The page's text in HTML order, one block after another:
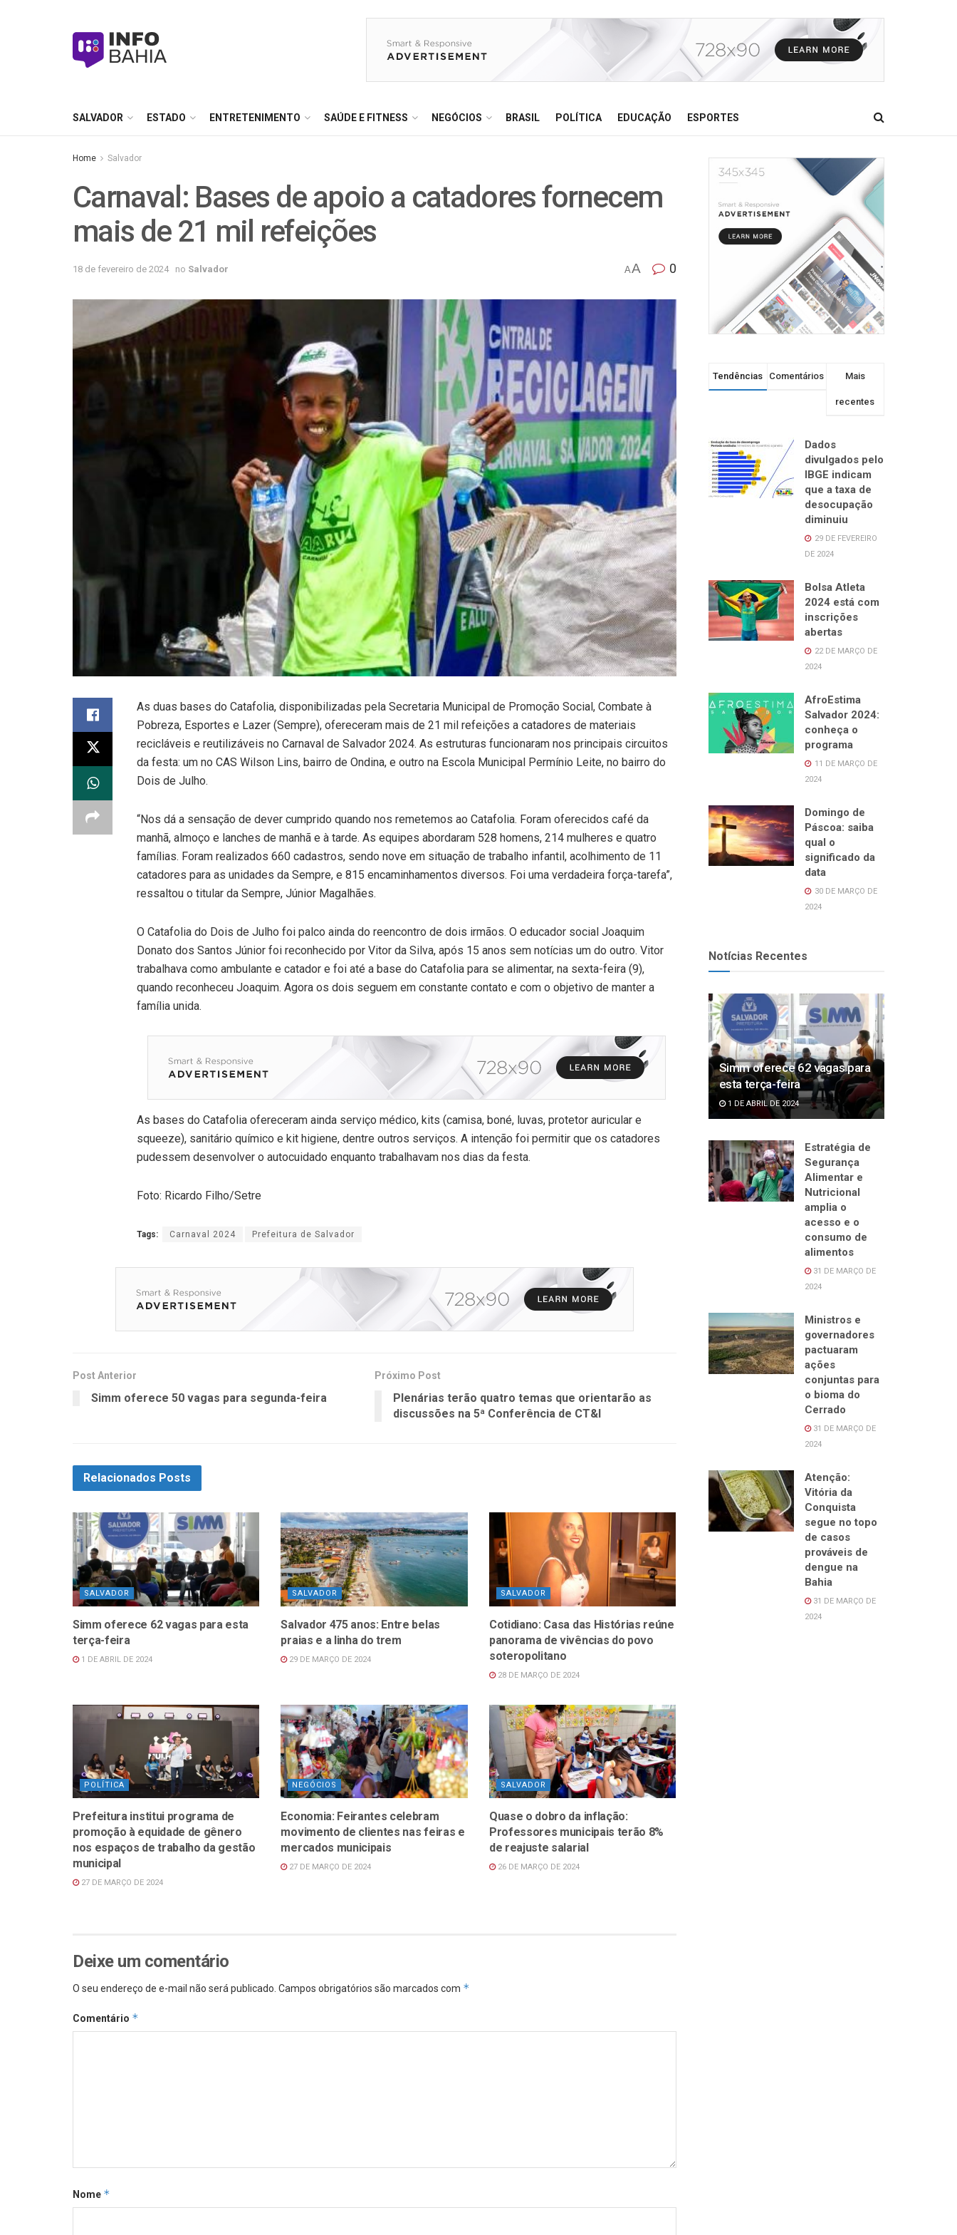
SALVADOR ESTADO ENTRETENIMENTO SAÚDE E FITNESS NEGÓCIOS BRASIL POLÍTICA EDUCAÇÃO ESPORTES
Home Salvador
Carnaval: Bases de apoio a catadores fornecem
mais de 21 mil refeições
18 de fevereiro de 2024 no Salvador AA 0
As duas bases do Catafolia, disponibilizadas pela Secretaria Municipal de Promoção Social, Combate à
Pobreza, Esportes e Lazer (Sempre), ofereceram mais de 21 mil refeições a catadores de materiais
recicláveis e reutilizáveis no Carnaval de Salvador 2024. As estruturas funcionaram nos principais circuitos
da festa: um no CAS Wilson Lins, bairro de Ondina, e outro na Escola Municipal Permínio Leite, no bairro do
Dois de Julho.
“Nos dá a sensação de dever cumprido quando nos remetemos ao Catafolia. Foram oferecidos café da
manhã, almoço e lanches de manhã e à tarde. As equipes abordaram 528 homens, 214 mulheres e quatro
famílias. Foram realizados 660 cadastros, sendo nove em situação de trabalho infantil, acolhimento de 11
catadores para as unidades da Sempre, e 815 encaminhamentos diversos. Foi uma verdadeira força-tarefa”,
ressaltou o titular da Sempre, Júnior Magalhães.
O Catafolia do Dois de Julho foi palco ainda do reencontro de dois irmãos. O educador social Joaquim
Donato dos Santos Júnior foi reconhecido por Vitor da Silva, após 15 anos sem notícias um do outro. Vitor
trabalhava como ambulante e catador e foi até a base do Catafolia para se alimentar, na sexta-feira (9),
quando reconheceu Joaquim. Agora os dois seguem em constante contato e com o objetivo de manter a
família unida.
As bases do Catafolia ofereceram ainda serviço médico, kits (camisa, boné, luvas, protetor auricular e
squeeze), sanitário químico e kit higiene, dentre outros serviços. A intenção foi permitir que os catadores
pudessem desenvolver o autocuidado enquanto trabalhavam nos dias da festa.
Foto: Ricardo Filho/Setre
Tags: Carnaval 2024 Prefeitura de Salvador
Post Anterior
Simm oferece 50 vagas para segunda-feira
Próximo Post
Plenárias terão quatro temas que orientarão as
discussões na 5ª Conferência de CT&I
Relacionados Posts
SALVADOR
Simm oferece 62 vagas para esta
terça-feira
1 DE ABRIL DE 2024
SALVADOR
Salvador 475 anos: Entre belas
praias e a linha do trem
29 DE MARÇO DE 2024
SALVADOR
Cotidiano: Casa das Histórias reúne
panorama de vivências do povo
soteropolitano
28 DE MARÇO DE 2024
POLÍTICA
Prefeitura institui programa de
promoção à equidade de gênero
nos espaços de trabalho da gestão
municipal
27 DE MARÇO DE 2024
NEGÓCIOS
Economia: Feirantes celebram
movimento de clientes nas feiras e
mercados municipais
27 DE MARÇO DE 2024
SALVADOR
Quase o dobro da inflação:
Professores municipais terão 8%
de reajuste salarial
26 DE MARÇO DE 2024
Deixe um comentário
O seu endereço de e-mail não será publicado. Campos obrigatórios são marcados com *
Comentário *
Nome *
Tendências Comentários Mais
recentes
Dados
divulgados pelo
IBGE indicam
que a taxa de
desocupação
diminuiu
29 DE FEVEREIRO
DE 2024
Bolsa Atleta
2024 está com
inscrições
abertas
22 DE MARÇO DE
2024
AfroEstima
Salvador 2024:
conheça o
programa
11 DE MARÇO DE
2024
Domingo de
Páscoa: saiba
qual o
significado da
data
30 DE MARÇO DE
2024
Notícias Recentes
Simm oferece 62 vagas para
esta terça-feira
1 DE ABRIL DE 2024
Estratégia de
Segurança
Alimentar e
Nutricional
amplia o
acesso e o
consumo de
alimentos
31 DE MARÇO DE
2024
Ministros e
governadores
pactuaram
ações
conjuntas para
o bioma do
Cerrado
31 DE MARÇO DE
2024
Atenção:
Vitória da
Conquista
segue no topo
de casos
prováveis de
dengue na
Bahia
31 DE MARÇO DE
2024